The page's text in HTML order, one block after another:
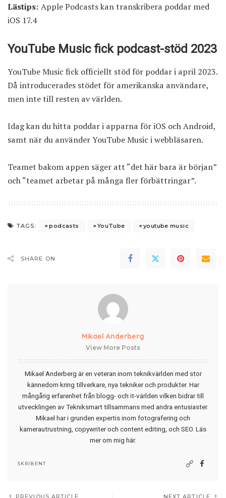
Lästips: Apple Podcasts kan transkribera poddar med
iOS 17.4
YouTube Music fick podcast-stöd 2023
YouTube Music fick officiellt stöd för poddar i april 2023.
Då introducerades stödet för amerikanska användare,
men inte till resten av världen.
Idag kan du hitta poddar i apparna för iOS och Android,
samt när du använderYouTube Music i webbläsaren.
Teamet bakom appen säger att “det här bara är början”
och “teamet arbetar på många fler förbättringar”.
TAGS: podcasts YouTube youtube music
SHARE ON
Mikael Anderberg
View More Posts
Mikael Anderberg är en veteran inom teknikvärlden med stor
kännedom kring tillverkare, nya tekniker och produkter. Har
mångårig erfarenhet från blogg- och it-världen vilken bidrar till
utvecklingen av Tekniksmart tillsammans med andra entusiaster.
Mikael har i grunden expertis inom fotografering och
kamerautrustning, copywriter och content editing, och SEO. Läs
mer om mig här.
SKRIBENT